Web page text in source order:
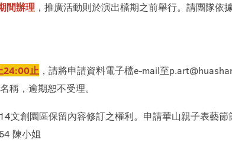
間辦理 ，推廣活動則於演出檔期之前舉行。請團隊依
24:00止 ，請將申請資料電子檔e-mail至
稱，逾期恕不受理。
創園區保留內容修訂之權利。申請華山親子表藝節
陳小姐